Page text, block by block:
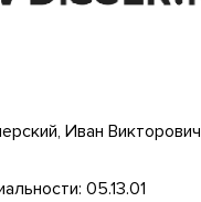
Иван Викторович
05.13.01